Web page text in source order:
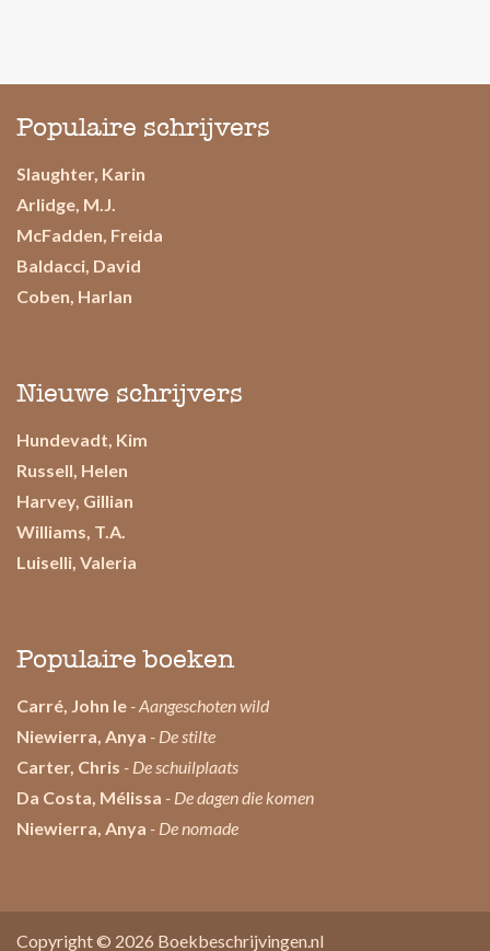
Populaire schrijvers
Slaughter, Karin
Arlidge, M.J.
McFadden, Freida
Baldacci, David
Coben, Harlan
Nieuwe schrijvers
Hundevadt, Kim
Russell, Helen
Harvey, Gillian
Williams, T.A.
Luiselli, Valeria
Populaire boeken
Carré, John le - Aangeschoten wild
Niewierra, Anya - De stilte
Carter, Chris - De schuilplaats
Da Costa, Mélissa - De dagen die komen
Niewierra, Anya - De nomade
Copyright © 2026 Boekbeschrijvingen.nl